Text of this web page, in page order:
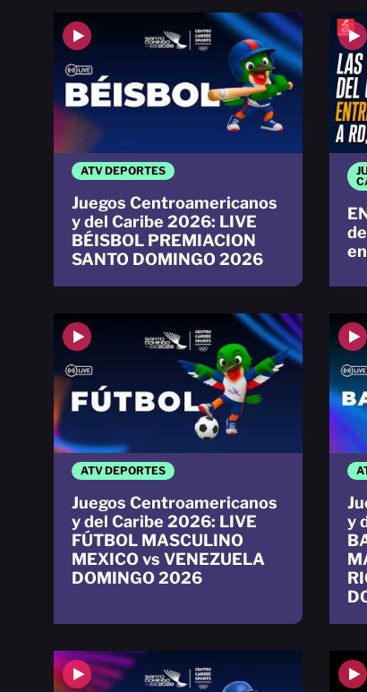
ATV DEPORTES
Juegos Centroamericanos
y del Caribe 2026: LIVE
BÉISBOL PREMIACION
SANTO DOMINGO 2026
ATV DEPORTES
Juegos Centroamericanos
y del Caribe 2026: LIVE
FÚTBOL MASCULINO
MEXICO vs VENEZUELA
DOMINGO 2026
y